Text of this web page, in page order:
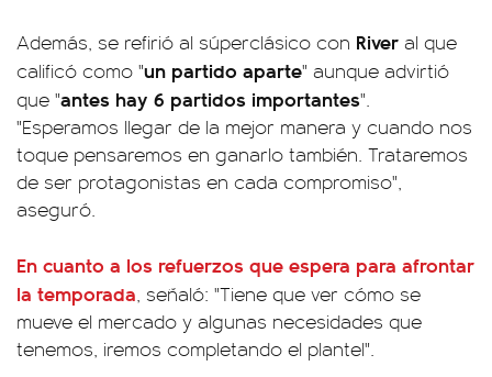
Además, se refirió al súperclásico con River al que
calificó como "un partido aparte" aunque advirtió
que "antes hay 6 partidos importantes".
"Esperamos llegar de la mejor manera y cuando nos
toque pensaremos en ganarlo también. Trataremos
de ser protagonistas en cada compromiso",
aseguró.
En cuanto a los refuerzos que espera para afrontar
la temporada, señaló: "Tiene que ver cómo se
mueve el mercado y algunas necesidades que
tenemos, iremos completando el plantel".